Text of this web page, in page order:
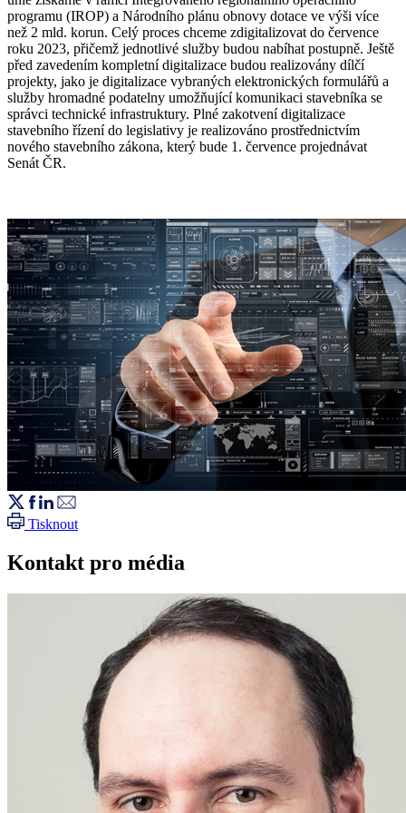
programu (IROP) a Národního plánu obnovy dotace ve výši více
než 2 mld. korun. Celý proces chceme zdigitalizovat do července
roku 2023, přičemž jednotlivé služby budou nabíhat postupně. Ještě
před zavedením kompletní digitalizace budou realizovány dílčí
projekty, jako je digitalizace vybraných elektronických formulářů a
služby hromadné podatelny umožňující komunikaci stavebníka se
správci technické infrastruktury. Plné zakotvení digitalizace
stavebního řízení do legislativy je realizováno prostřednictvím
nového stavebního zákona, který bude 1. července projednávat
Senát ČR.
Tisknout
Kontakt pro média